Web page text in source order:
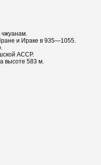
чжуанам.
и Ираке в 935—1055.
АССР.
высоте 583 м.